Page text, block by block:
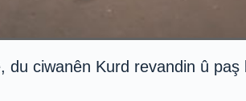
ciwanên Kurd revandin û